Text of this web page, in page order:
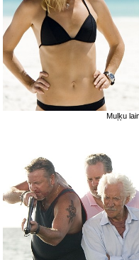
Muļķu